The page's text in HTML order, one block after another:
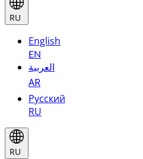
RU
English
EN
العربية
AR
Русский
RU
RU